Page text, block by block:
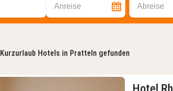
Anreise Abreise
Kurzurlaub Hotels in Pratteln gefunden